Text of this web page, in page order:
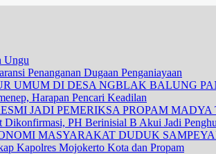
Ungu
Penanganan Dugaan Penganiayaan
UMUM DI DESA NGBLAK BALUNG
Harapan Pencari Keadilan
JADI PEMERIKSA PROPAM
Dikonfirmasi, PH Berinisial B Akui Jadi
MASYARAKAT DUDUK
Kapolres Mojokerto Kota dan Propam